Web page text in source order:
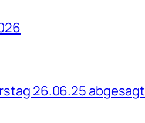
26.06.25 abgesagt